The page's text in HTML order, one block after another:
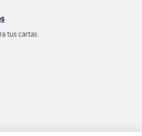
tus cartas.